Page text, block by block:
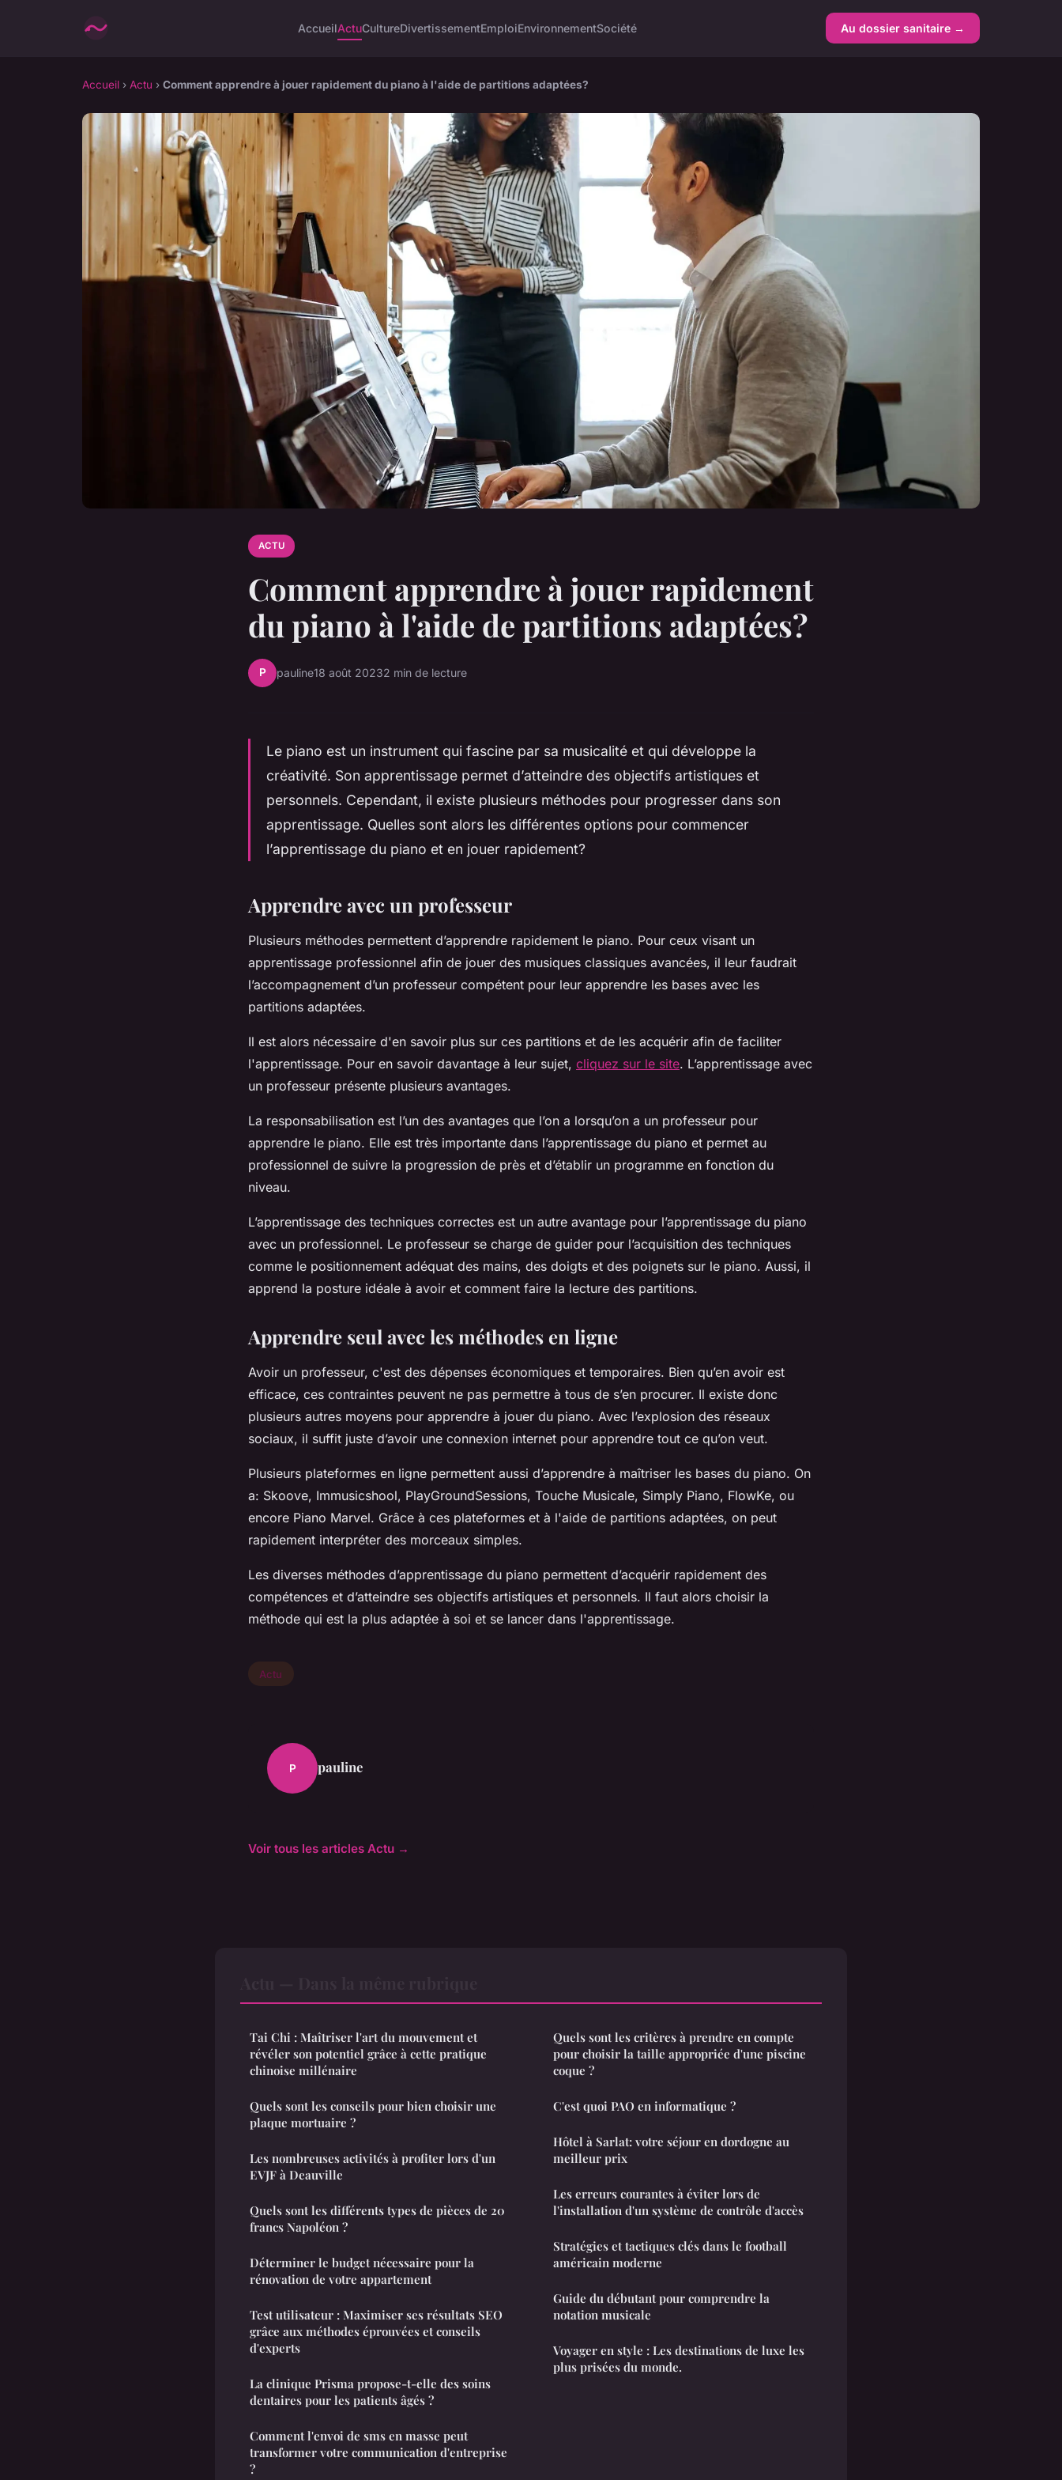
AccueilActuCultureDivertissementEmploiEnvironnementSociété Au dossier sanitaire →
Accueil › Actu › Comment apprendre à jouer rapidement du piano à l'aide de partitions adaptées?
ACTU
Comment apprendre à jouer rapidement
du piano à l'aide de partitions adaptées?
P pauline18 août 20232 min de lecture
Le piano est un instrument qui fascine par sa musicalité et qui développe la
créativité. Son apprentissage permet d’atteindre des objectifs artistiques et
personnels. Cependant, il existe plusieurs méthodes pour progresser dans son
apprentissage. Quelles sont alors les différentes options pour commencer
l’apprentissage du piano et en jouer rapidement?
Apprendre avec un professeur
Plusieurs méthodes permettent d’apprendre rapidement le piano. Pour ceux visant un
apprentissage professionnel afin de jouer des musiques classiques avancées, il leur faudrait
l’accompagnement d’un professeur compétent pour leur apprendre les bases avec les
partitions adaptées.
Il est alors nécessaire d'en savoir plus sur ces partitions et de les acquérir afin de faciliter
l'apprentissage. Pour en savoir davantage à leur sujet, cliquez sur le site. L’apprentissage avec
un professeur présente plusieurs avantages.
La responsabilisation est l’un des avantages que l’on a lorsqu’on a un professeur pour
apprendre le piano. Elle est très importante dans l’apprentissage du piano et permet au
professionnel de suivre la progression de près et d’établir un programme en fonction du
niveau.
L’apprentissage des techniques correctes est un autre avantage pour l’apprentissage du piano
avec un professionnel. Le professeur se charge de guider pour l’acquisition des techniques
comme le positionnement adéquat des mains, des doigts et des poignets sur le piano. Aussi, il
apprend la posture idéale à avoir et comment faire la lecture des partitions.
Apprendre seul avec les méthodes en ligne
Avoir un professeur, c'est des dépenses économiques et temporaires. Bien qu’en avoir est
efficace, ces contraintes peuvent ne pas permettre à tous de s’en procurer. Il existe donc
plusieurs autres moyens pour apprendre à jouer du piano. Avec l’explosion des réseaux
sociaux, il suffit juste d’avoir une connexion internet pour apprendre tout ce qu’on veut.
Plusieurs plateformes en ligne permettent aussi d’apprendre à maîtriser les bases du piano. On
a: Skoove, Immusicshool, PlayGroundSessions, Touche Musicale, Simply Piano, FlowKe, ou
encore Piano Marvel. Grâce à ces plateformes et à l'aide de partitions adaptées, on peut
rapidement interpréter des morceaux simples.
Les diverses méthodes d’apprentissage du piano permettent d’acquérir rapidement des
compétences et d’atteindre ses objectifs artistiques et personnels. Il faut alors choisir la
méthode qui est la plus adaptée à soi et se lancer dans l'apprentissage.
Actu
P pauline
Voir tous les articles Actu →
Tai Chi : Maîtriser l'art du mouvement et
révéler son potentiel grâce à cette pratique
chinoise millénaire
Quels sont les conseils pour bien choisir une
plaque mortuaire ?
Les nombreuses activités à profiter lors d'un
EVJF à Deauville
Quels sont les différents types de pièces de 20
francs Napoléon ?
Déterminer le budget nécessaire pour la
rénovation de votre appartement
Test utilisateur : Maximiser ses résultats SEO
grâce aux méthodes éprouvées et conseils
d'experts
La clinique Prisma propose-t-elle des soins
dentaires pour les patients âgés ?
Comment l'envoi de sms en masse peut
transformer votre communication d'entreprise
?
Quels sont les critères à prendre en compte
pour choisir la taille appropriée d'une piscine
coque ?
C'est quoi PAO en informatique ?
Hôtel à Sarlat: votre séjour en dordogne au
meilleur prix
Les erreurs courantes à éviter lors de
l'installation d'un système de contrôle d'accès
Stratégies et tactiques clés dans le football
américain moderne
Guide du débutant pour comprendre la
notation musicale
Voyager en style : Les destinations de luxe les
plus prisées du monde.